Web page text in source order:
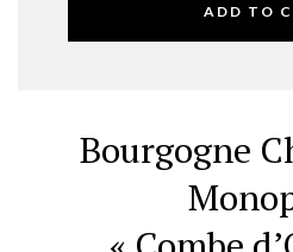
ADD TO
Bourgogne